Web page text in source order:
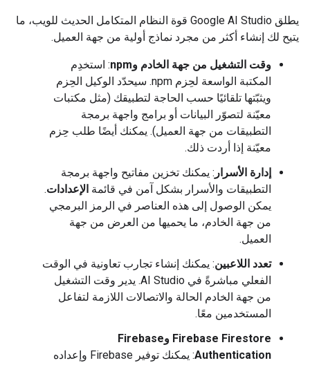
يطلق Google AI Studio قوة النظام المتكامل الحديث للويب، ما
يتيح لك إنشاء أكثر من مجرد نماذج أولية من جهة العميل.
وقت التشغيل من جهة الخادم وnpm
: استخدِم
المكتبة الواسعة لحِزم npm. سيحدّد الوكيل الحِزم
ويثبّتها تلقائيًا حسب الحاجة لتطبيقك (مثل مكتبات
معيّنة لتصوّر البيانات أو برامج واجهة برمجة
التطبيقات من جهة العميل). يمكنك أيضًا طلب حِزم
معيّنة إذا أردت ذلك.
إدارة الأسرار : يمكنك تخزين مفاتيح واجهة برمجة
التطبيقات والأسرار بشكل آمن في قائمة الإعدادات.
يمكن الوصول إلى هذه العناصر في الرمز البرمجي
من جهة الخادم، ما يحميها من العرض من جهة
العميل.
تعدد اللاعبين: يمكنك إنشاء تجارب تعاونية في الوقت
الفعلي مباشرةً في AI Studio. يدير وقت التشغيل
من جهة الخادم الحالة والاتصالات اللازمة لتفاعل
المستخدمين معًا.
Firebase Firestore وFirebase
Authentication
: يمكنك توفير Firebase وإعداده